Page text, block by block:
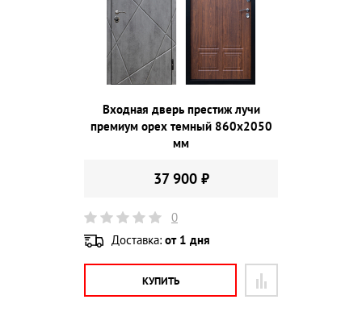
Входная дверь престиж лучи
премиум орех темный 860х2050
мм
37 900 ₽
0
Доставка: от 1 дня
КУПИТЬ